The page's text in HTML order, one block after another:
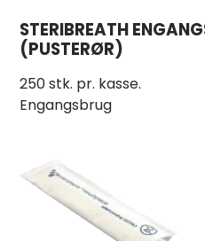
STERIBREATH
(PUSTERØR)
250 stk. pr. kasse.
Engangsbrug